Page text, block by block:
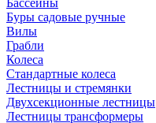
Бассейны
Буры садовые ручные
Вилы
Грабли
Колеса
Стандартные колеса
Лестницы и стремянки
Двухсекционные лестницы
Лестницы трансформеры